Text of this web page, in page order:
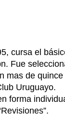
cursa el
Fue
mas de
Uruguayo.
forma